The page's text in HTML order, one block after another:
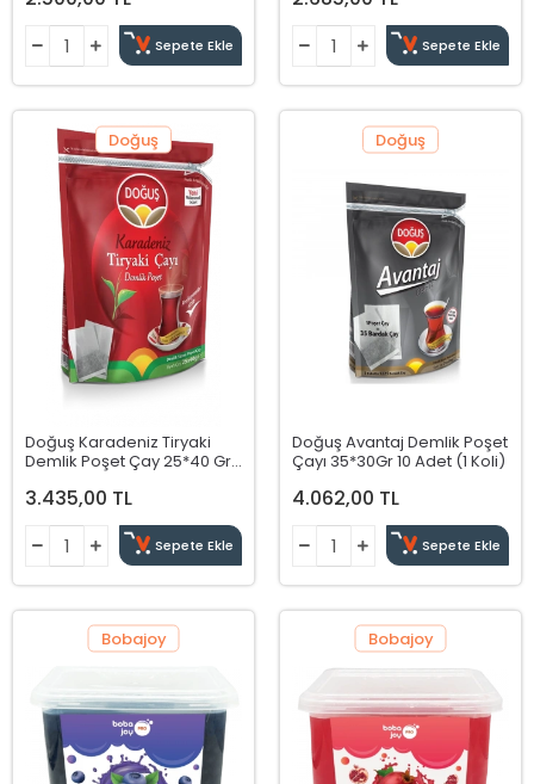
Sepete Ekle Sepete Ekle
Doğuş Karadeniz Tiryaki
Demlik Poşet Çay 25*40 Gr
Doğuş
3.435,00 TL
Sepete Ekle
Doğuş Avantaj Demlik Poşet
Çayı 35*30Gr 10 Adet (1 Koli)
Doğuş
4.062,00 TL
Sepete Ekle
Bobajoy Bobajoy